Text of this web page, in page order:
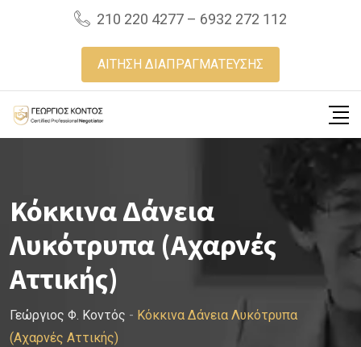
210 220 4277 – 6932 272 112
ΑΙΤΗΣΗ ΔΙΑΠΡΑΓΜΑΤΕΥΣΗΣ
Κόκκινα Δάνεια
Λυκότρυπα (Αχαρνές
Αττικής)
Γεώργιος Φ. Κοντός - Κόκκινα Δάνεια Λυκότρυπα
(Αχαρνές Αττικής)